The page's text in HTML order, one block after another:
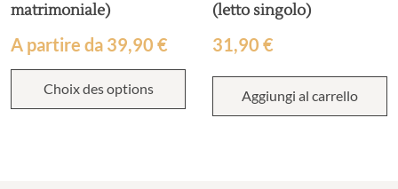
matrimoniale)
A partire da 39,90 €
Choix des options
(letto singolo)
31,90 €
Aggiungi al carrello